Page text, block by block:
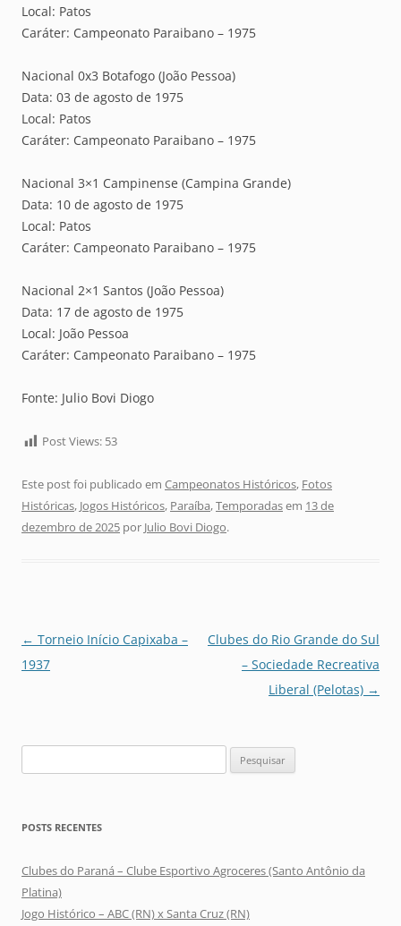
Local: Patos
Caráter: Campeonato Paraibano – 1975
Nacional 0x3 Botafogo (João Pessoa)
Data: 03 de agosto de 1975
Local: Patos
Caráter: Campeonato Paraibano – 1975
Nacional 3×1 Campinense (Campina Grande)
Data: 10 de agosto de 1975
Local: Patos
Caráter: Campeonato Paraibano – 1975
Nacional 2×1 Santos (João Pessoa)
Data: 17 de agosto de 1975
Local: João Pessoa
Caráter: Campeonato Paraibano – 1975
Fonte: Julio Bovi Diogo
Post Views: 53
Este post foi publicado em Campeonatos Históricos, Fotos
Históricas, Jogos Históricos, Paraíba,Temporadasem 13 de
dezembro de 2025 por Julio Bovi Diogo.
Navegação
de
← Torneio Início Capixaba –
1937
Clubes do Rio Grande do Sul
– Sociedade Recreativa
Liberal (Pelotas) →
por:
POSTS RECENTES
Clubes do Paraná – Clube Esportivo Agroceres (Santo Antônio da
Platina)
Jogo Histórico – ABC (RN) x Santa Cruz (RN)